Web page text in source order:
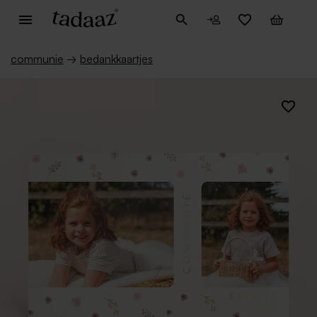
communie → bedankkaartjes